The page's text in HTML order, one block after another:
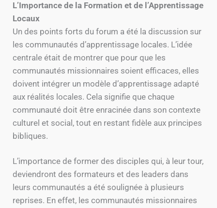
L’Importance de la Formation et de l’Apprentissage
Locaux
Un des points forts du forum a été la discussion sur
les communautés d’apprentissage locales. L’idée
centrale était de montrer que pour que les
communautés missionnaires soient efficaces, elles
doivent intégrer un modèle d’apprentissage adapté
aux réalités locales. Cela signifie que chaque
communauté doit être enracinée dans son contexte
culturel et social, tout en restant fidèle aux principes
bibliques.
L’importance de former des disciples qui, à leur tour,
deviendront des formateurs et des leaders dans
leurs communautés a été soulignée à plusieurs
reprises. En effet, les communautés missionnaires